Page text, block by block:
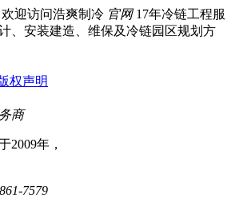
欢迎访问浩爽制冷 官网 17年冷链工程服
、安装建造、维保及冷链园区规划方
权声明
商
2009年，
7579